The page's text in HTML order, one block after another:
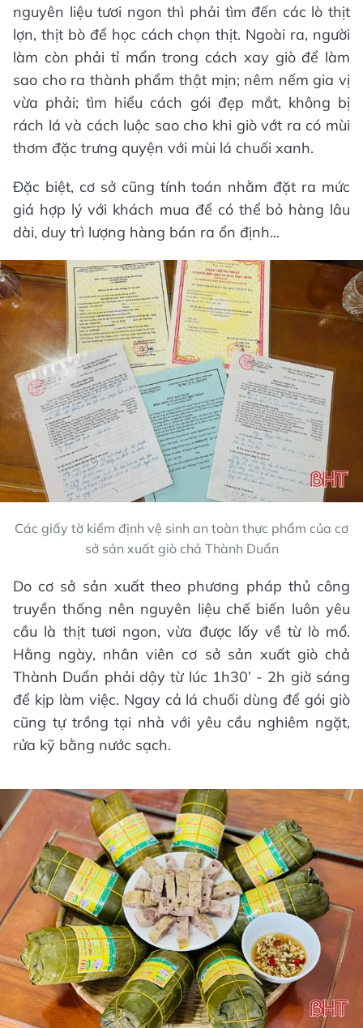
nguyên liệu tươi ngon thì phải tìm đến các lò thịt
lợn, thịt bò để học cách chọn thịt. Ngoài ra, người
làm còn phải tỉ mẩn trong cách xay giò để làm
sao cho ra thành phẩm thật mịn; nêm nếm gia vị
vừa phải; tìm hiểu cách gói đẹp mắt, không bị
rách lá và cách luộc sao cho khi giò vớt ra có mùi
thơm đặc trưng quyện với mùi lá chuối xanh.
Đặc biệt, cơ sở cũng tính toán nhằm đặt ra mức
giá hợp lý với khách mua để có thể bỏ hàng lâu
dài, duy trì lượng hàng bán ra ổn định...
Các giấy tờ kiểm định vệ sinh an toàn thực phẩm của cơ
sở sản xuất giò chả Thành Duẩn
Do cơ sở sản xuất theo phương pháp thủ công
truyền thống nên nguyên liệu chế biến luôn yêu
cầu là thịt tươi ngon, vừa được lấy về từ lò mổ.
Hằng ngày, nhân viên cơ sở sản xuất giò chả
Thành Duẩn phải dậy từ lúc 1h30’ - 2h giờ sáng
để kịp làm việc. Ngay cả lá chuối dùng để gói giò
cũng tự trồng tại nhà với yêu cầu nghiêm ngặt,
rửa kỹ bằng nước sạch.